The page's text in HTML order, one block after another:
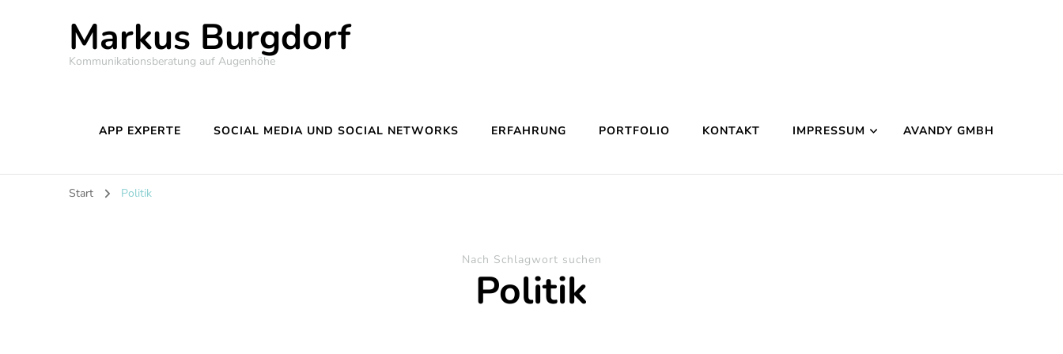
Markus Burgdorf
Kommunikationsberatung auf Augenhöhe
APP EXPERTE SOCIAL MEDIA UND SOCIAL NETWORKS ERFAHRUNG PORTFOLIO KONTAKT IMPRESSUM AVANDY GMBH
Start Politik
Nach Schlagwort suchen
Politik